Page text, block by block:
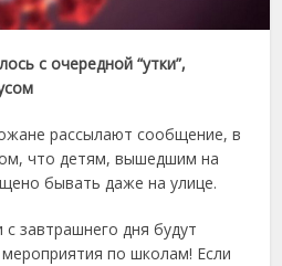
с очередной “утки”,
рассылают сообщение, в
что детям, вышедшим на
бывать даже на улице.
завтрашнего дня будут
по школам! Если